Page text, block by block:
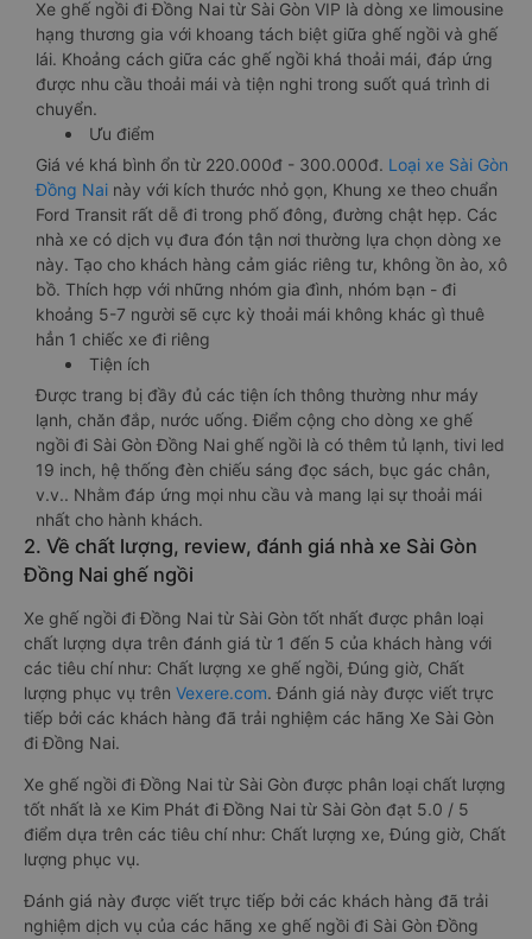
Xe ghế ngồi đi Đồng Nai từ Sài Gòn VIP là dòng xe limousine
hạng thương gia với khoang tách biệt giữa ghế ngồi và ghế
lái. Khoảng cách giữa các ghế ngồi khá thoải mái, đáp ứng
được nhu cầu thoải mái và tiện nghi trong suốt quá trình di
chuyển.
Ưu điểm
Giá vé khá bình ổn từ 220.000đ - 300.000đ. Loại xe Sài Gòn
Đồng Nai này với kích thước nhỏ gọn, Khung xe theo chuẩn
Ford Transit rất dễ đi trong phố đông, đường chật hẹp. Các
nhà xe có dịch vụ đưa đón tận nơi thường lựa chọn dòng xe
này. Tạo cho khách hàng cảm giác riêng tư, không ồn ào, xô
bồ. Thích hợp với những nhóm gia đình, nhóm bạn - đi
khoảng 5-7 người sẽ cực kỳ thoải mái không khác gì thuê
hẳn 1 chiếc xe đi riêng
Tiện ích
Được trang bị đầy đủ các tiện ích thông thường như máy
lạnh, chăn đắp, nước uống. Điểm cộng cho dòng xe ghế
ngồi đi Sài Gòn Đồng Nai ghế ngồi là có thêm tủ lạnh, tivi led
19 inch, hệ thống đèn chiếu sáng đọc sách, bục gác chân,
v.v.. Nhằm đáp ứng mọi nhu cầu và mang lại sự thoải mái
nhất cho hành khách.
2. Về chất lượng, review, đánh giá nhà xe Sài Gòn
Đồng Nai ghế ngồi
Xe ghế ngồi đi Đồng Nai từ Sài Gòn tốt nhất được phân loại
chất lượng dựa trên đánh giá từ 1 đến 5 của khách hàng với
các tiêu chí như: Chất lượng xe ghế ngồi, Đúng giờ, Chất
lượng phục vụ trên Vexere.com. Đánh giá này được viết trực
tiếp bởi các khách hàng đã trải nghiệm các hãng Xe Sài Gòn
đi Đồng Nai.
Xe ghế ngồi đi Đồng Nai từ Sài Gòn được phân loại chất lượng
tốt nhất là xe Kim Phát đi Đồng Nai từ Sài Gòn đạt 5.0 / 5
điểm dựa trên các tiêu chí như: Chất lượng xe, Đúng giờ, Chất
lượng phục vụ.
Đánh giá này được viết trực tiếp bởi các khách hàng đã trải
nghiệm dịch vụ của các hãng xe ghế ngồi đi Sài Gòn Đồng